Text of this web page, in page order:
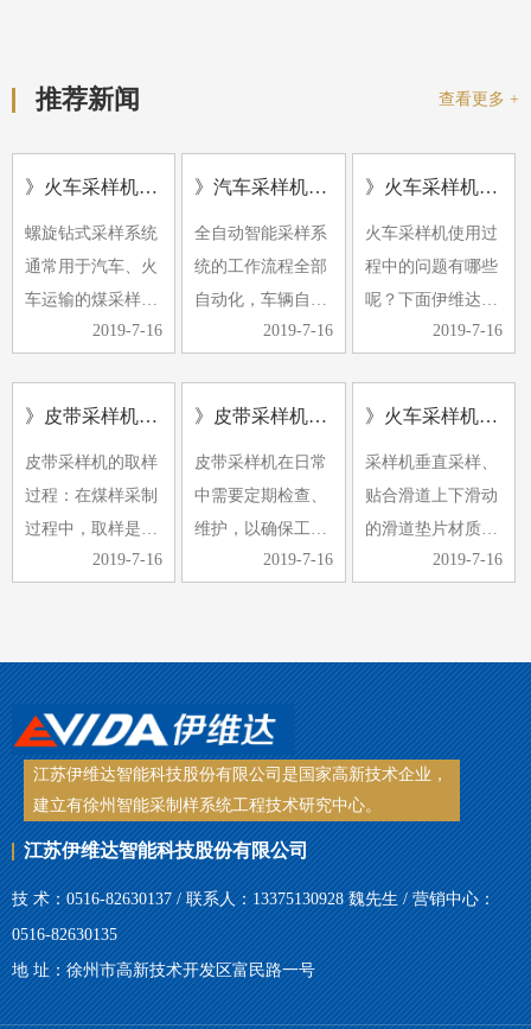
推荐新闻 查看更多 +
》火车采样机的应用及形式
螺旋钻式采样系统
通常用于汽车、火
车运输的煤采样。
螺旋钻采样机具有
一起放置，形成完
整的称重…
2019-7-16
》汽车采样机常见的故障有哪些
全自动智能采样系
统的工作流程全部
自动化，车辆自动
定位，计算机控制
来，由于煤样要求
的提高和…
2019-7-16
》火车采样机使用过程中的问题
火车采样机使用过
程中的问题有哪些
呢？下面伊维达小
编带大家了解下。
碎机卡住。
2、采…
2019-7-16
》皮带采样机采样过程中煤样的采取是采制化中的重要环节
皮带采样机的取样
过程：在煤样采制
过程中，取样是采
制中的重要环节，
取是关键。手工取
样，常常受到取样
工具、人…
2019-7-16
》皮带采样机日常检查维护
皮带采样机在日常
中需要定期检查、
维护，以确保工作
的顺利进行，同时
么皮带采样机日常
检查维护的工作内
容有哪些…
2019-7-16
》火车采样机使用中有哪些注意事项
采样机垂直采样、
贴合滑道上下滑动
的滑道垫片材质采
用铜板，其耐磨性
力都压在铜板上，
很容易导致滑块脱
落、铜板…
2019-7-16
江苏伊维达智能科技股份有限公司是国家高新技术企业，
建立有徐州智能采制样系统工程技术研究中心。
江苏伊维达智能科技股份有限公司
技 术：0516-82630137 / 联系人：13375130928 魏先生 / 营销中心：
0516-82630135
地 址：徐州市高新技术开发区富民路一号